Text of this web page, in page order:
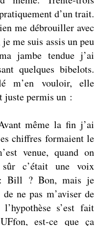
d’un trait.
me débrouiller avec
me suis assis un peu
jambe tendue j’ai
quelques bibelots.
m’en vouloir, elle
juste permis un :
même la fin j’ai
chiffres formaient le
venue, quand on
c’était une voix
: Bill ? Bon, mais je
ne pas m’aviser de
s’est fait
est-ce que ça